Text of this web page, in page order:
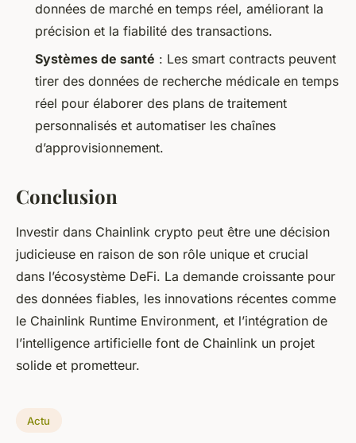
données de marché en temps réel, améliorant la
précision et la fiabilité des transactions.
Systèmes de santé : Les smart contracts peuvent
tirer des données de recherche médicale en temps
réel pour élaborer des plans de traitement
personnalisés et automatiser les chaînes
d’approvisionnement.
Conclusion
Investir dans Chainlink crypto peut être une décision
judicieuse en raison de son rôle unique et crucial
dans l’écosystème DeFi. La demande croissante pour
des données fiables, les innovations récentes comme
le Chainlink Runtime Environment, et l’intégration de
l’intelligence artificielle font de Chainlink un projet
solide et prometteur.
Actu